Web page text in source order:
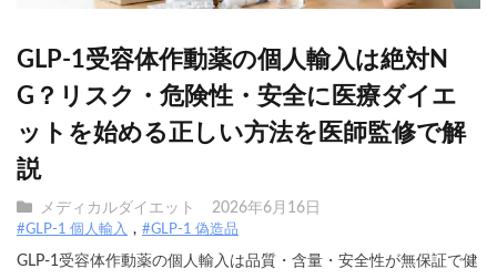
GLP-1受容体作動薬の個人輸入は絶対N
G？リスク・危険性・安全に医療ダイエ
ットを始める正しい方法を医師監修で解
説
メディカルダイエット 2026年6月16日
#GLP-1 個人輸入 #GLP-1 偽造品
GLP-1受容体作動薬の個人輸入は品質・含量・安全性が無保証で健